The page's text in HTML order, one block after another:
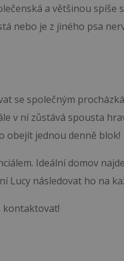
a většinou spíše
nebo je z jiného psa
se společným
v ní zůstává spousta
obejít jednou denně blok!
Ideální domov
Lucy následovat ho na
kontaktovat!